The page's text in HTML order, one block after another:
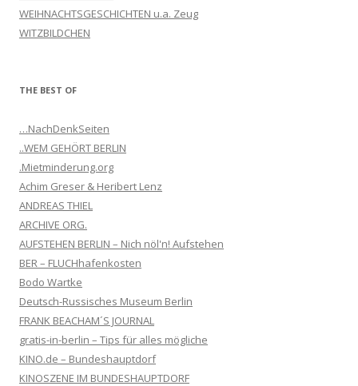
WEIHNACHTSGESCHICHTEN u.a. Zeug
WITZBILDCHEN
THE BEST OF
…NachDenkSeiten
..WEM GEHÖRT BERLIN
.Mietminderung.org
Achim Greser & Heribert Lenz
ANDREAS THIEL
ARCHIVE ORG.
AUFSTEHEN BERLIN – Nich nöl'n! Aufstehen
BER – FLUCHhafenkosten
Bodo Wartke
Deutsch-Russisches Museum Berlin
FRANK BEACHAM´S JOURNAL
gratis-in-berlin – Tips für alles mögliche
KINO.de – Bundeshauptdorf
KINOSZENE IM BUNDESHAUPTDORF